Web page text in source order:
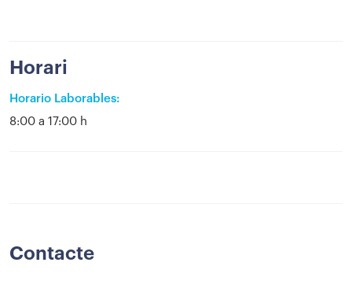
Horari
Horario Laborables:
8:00 a 17:00 h
Contacte